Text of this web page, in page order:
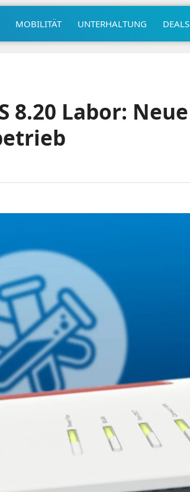
MOBILITÄT UNTERHALTUNG DEALS
8.20 Labor: Neue